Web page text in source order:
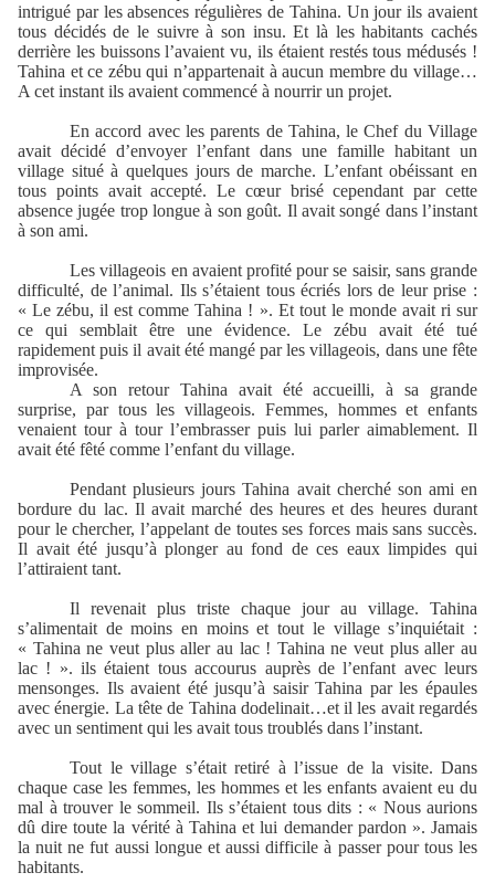
intrigué par les absences régulières de Tahina. Un jour ils avaient
tous décidés de le suivre à son insu. Et là les habitants cachés
derrière les buissons l’avaient vu, ils étaient restés tous médusés !
Tahina et ce zébu qui n’appartenait à aucun membre du village…
A cet instant ils avaient commencé à nourrir un projet.
En accord avec les parents de Tahina, le Chef du Village
avait décidé d’envoyer l’enfant dans une famille habitant un
village situé à quelques jours de marche. L’enfant obéissant en
tous points avait accepté. Le cœur brisé cependant par cette
absence jugée trop longue à son goût. Il avait songé dans l’instant
à son ami.
Les villageois en avaient profité pour se saisir, sans grande
difficulté, de l’animal. Ils s’étaient tous écriés lors de leur prise :
« Le zébu, il est comme Tahina ! ». Et tout le monde avait ri sur
ce qui semblait être une évidence. Le zébu avait été tué
rapidement puis il avait été mangé par les villageois, dans une fête
improvisée.
A son retour Tahina avait été accueilli, à sa grande
surprise, par tous les villageois. Femmes, hommes et enfants
venaient tour à tour l’embrasser puis lui parler aimablement. Il
avait été fêté comme l’enfant du village.
Pendant plusieurs jours Tahina avait cherché son ami en
bordure du lac. Il avait marché des heures et des heures durant
pour le chercher, l’appelant de toutes ses forces mais sans succès.
Il avait été jusqu’à plonger au fond de ces eaux limpides qui
l’attiraient tant.
Il revenait plus triste chaque jour au village. Tahina
s’alimentait de moins en moins et tout le village s’inquiétait :
« Tahina ne veut plus aller au lac ! Tahina ne veut plus aller au
lac ! ». ils étaient tous accourus auprès de l’enfant avec leurs
mensonges. Ils avaient été jusqu’à saisir Tahina par les épaules
avec énergie. La tête de Tahina dodelinait…et il les avait regardés
avec un sentiment qui les avait tous troublés dans l’instant.
Tout le village s’était retiré à l’issue de la visite. Dans
chaque case les femmes, les hommes et les enfants avaient eu du
mal à trouver le sommeil. Ils s’étaient tous dits : « Nous aurions
dû dire toute la vérité à Tahina et lui demander pardon ». Jamais
la nuit ne fut aussi longue et aussi difficile à passer pour tous les
habitants.